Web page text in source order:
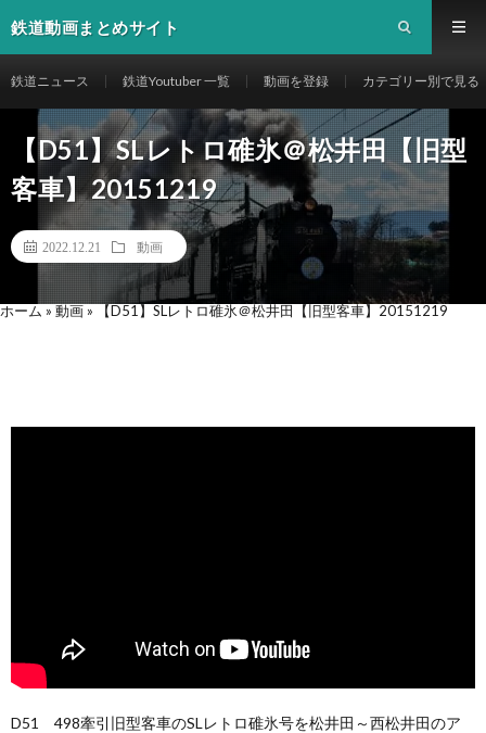
鉄道動画まとめサイト
鉄道ニュース 鉄道Youtuber 一覧 動画を登録 カテゴリー別で見る
【D51】SLレトロ碓氷＠松井田【旧型
客車】20151219
2022.12.21 動画
ホーム » 動画 » 【D51】SLレトロ碓氷＠松井田【旧型客車】20151219
D51 498牽引旧型客車のSLレトロ碓氷号を松井田～西松井田のア